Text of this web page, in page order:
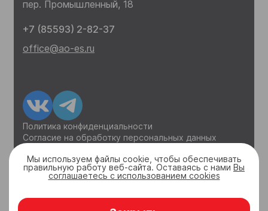
пер. Промышленный, 18
+7 (85593) 2-82-37
office@ao-es.ru
Политика конфиденциальности
Согласие на обработку персональных данных
Мы используем файлы cookie, чтобы обеспечивать
правильную работу веб-сайта. Оставаясь с нами Вы
соглашаетесь с использованием cookies